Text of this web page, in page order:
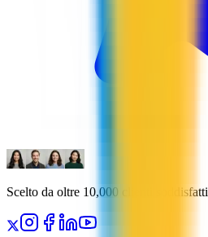
Scelto da oltre 10,000 clienti soddisfatti